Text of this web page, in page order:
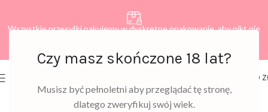
Czy masz skończone 18 lat?
Musisz być pełnoletni aby przeglądać tę stronę,
dlatego zweryfikuj swój wiek.
Wszystkie przesyłki pakujemy w dyskretne opakowanie, aby nikt nie
0,00